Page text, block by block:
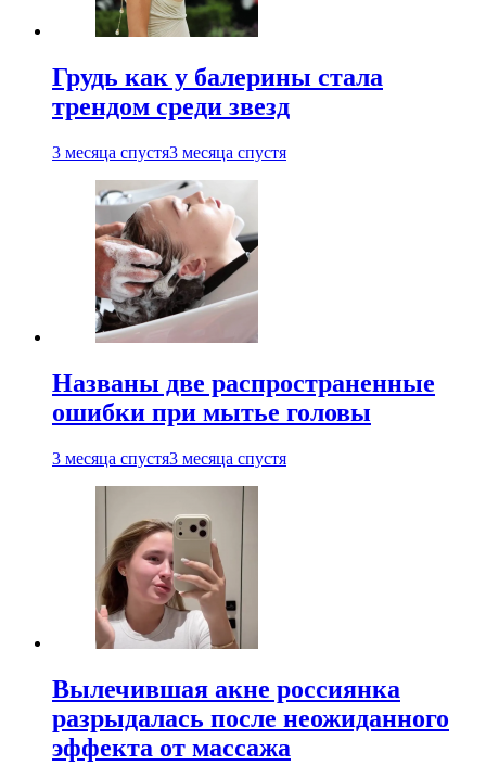
Грудь как у балерины стала
трендом среди звезд
3 месяца спустя3 месяца спустя
Названы две распространенные
ошибки при мытье головы
3 месяца спустя3 месяца спустя
Вылечившая акне россиянка
разрыдалась после неожиданного
эффекта от массажа